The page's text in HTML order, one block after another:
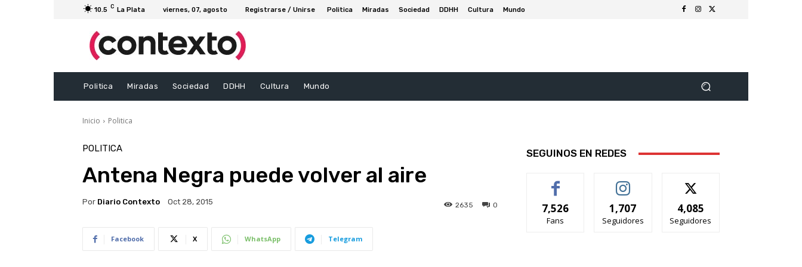
10.5 C La Plata viernes, 07, agosto Registrarse / Unirse Politica Miradas Sociedad DDHH Cultura Mundo
Politica Miradas Sociedad DDHH Cultura Mundo
Inicio Politica
POLITICA
Antena Negra puede volver al aire
Por Diario Contexto Oct 28, 2015 0
2635
Facebook X WhatsApp Telegram
SEGUINOS EN REDES
7,526
Fans
1,707
Seguidores
4,085
Seguidores